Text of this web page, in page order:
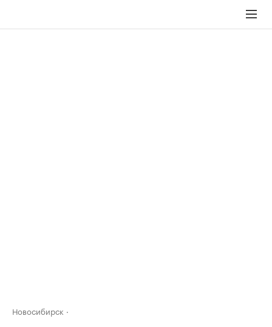
Новосибирск